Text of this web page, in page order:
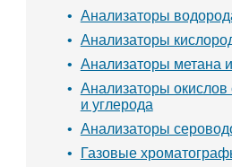
Анализаторы
Анализаторы
Анализаторы метана
Анализаторы окислов
и углерода
Анализаторы
Газовые